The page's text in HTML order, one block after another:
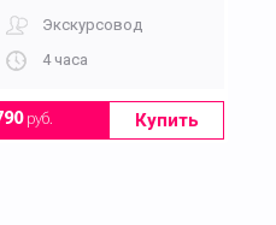
Экскурсовод
4 часа
руб. Купить